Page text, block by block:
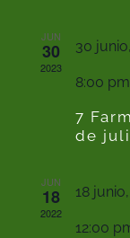
JUN
30
2023
30
8:00 pm
7
de
JUN
18
2022
18
12:00